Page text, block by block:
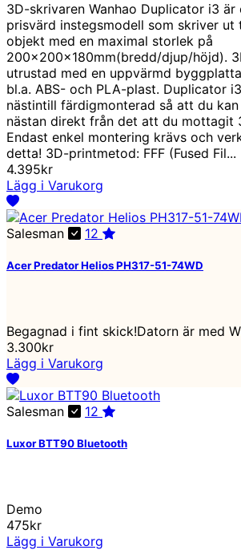
3D-skrivaren Wanhao Duplicator i3 är
prisvärd instegsmodell som skriver ut
objekt med en maximal storlek på
200x200x180mm(bredd/djup/höjd).
utrustad med en uppvärmd
bl.a. ABS- och PLA-plast. Duplicator
nästintill färdigmonterad så att du
nästan direkt från det att du mottagit
Endast enkel montering krävs och
detta! 3D-printmetod: FFF (Fused Fil...
4.395kr
Lägg i Varukorg
Salesman 12
Acer Predator Helios PH317-51-74WD
Begagnad i fint skick!Datorn är med
3.300kr
Lägg i Varukorg
Salesman 12
Luxor BTT90 Bluetooth
Demo
475kr
Lägg i Varukorg